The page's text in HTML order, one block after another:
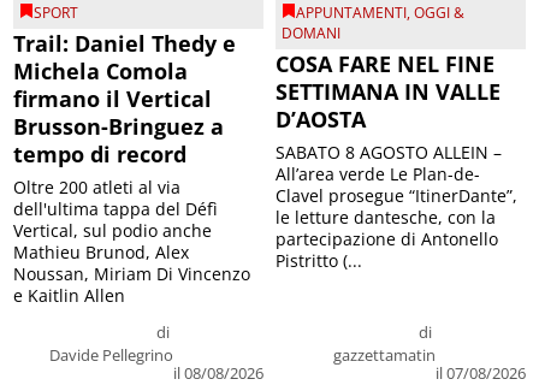
SPORT
Trail: Daniel Thedy e
Michela Comola
firmano il Vertical
Brusson-Bringuez a
tempo di record
di
Davide Pellegrino
il 08/08/2026
Oltre 200 atleti al via
dell'ultima tappa del Défì
Vertical, sul podio anche
Mathieu Brunod, Alex
Noussan, Miriam Di Vincenzo
e Kaitlin Allen
APPUNTAMENTI,OGGI &
DOMANI
COSA FARE NEL FINE
SETTIMANA IN VALLE
D’AOSTA
di
gazzettamatin
il 07/08/2026
SABATO 8 AGOSTO ALLEIN –
All’area verde Le Plan-de-
Clavel prosegue “ItinerDante”,
le letture dantesche, con la
partecipazione di Antonello
Pistritto (...